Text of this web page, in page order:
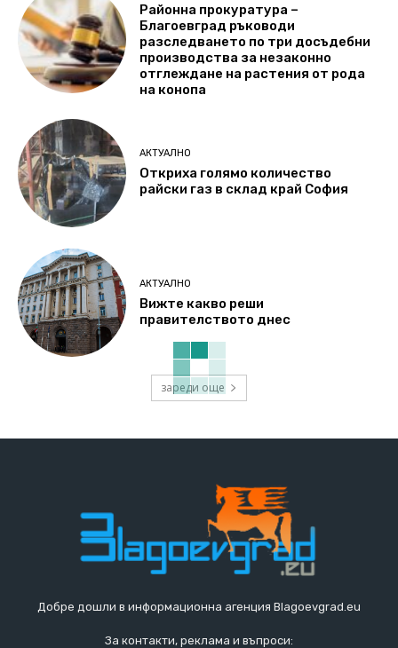
Районна прокуратура –
Благоевград ръководи
разследването по три досъдебни
производства за незаконно
отглеждане на растения от рода
на конопа
АКТУАЛНО
Откриха голямо количество
райски газ в склад край София
АКТУАЛНО
Вижте какво реши
правителството днес
зареди още
Добре дошли в информационна агенция Blagoevgrad.eu
За контакти, реклама и въпроси: